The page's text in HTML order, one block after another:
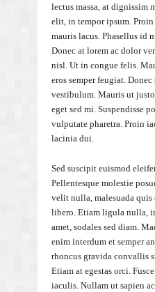
lectus massa, at dignissim
elit, in tempor ipsum.
mauris lacus. Phasellus id
Donec at lorem ac dolor
nisl. Ut in congue felis.
eros semper feugiat.
vestibulum. Mauris ut
eget sed mi. Suspendisse
vulputate pharetra. Proin
lacinia dui.
Sed suscipit euismod
Pellentesque molestie
velit nulla, malesuada
libero. Etiam ligula nulla,
amet, sodales sed diam.
enim interdum et semper
rhoncus gravida convallis
Etiam at egestas orci.
iaculis. Nullam ut sapien